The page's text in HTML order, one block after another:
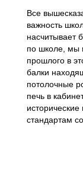
Все
важность
насчитывает
по школе, мы
прошлого в
балки
потолочные
печь в
стандартам